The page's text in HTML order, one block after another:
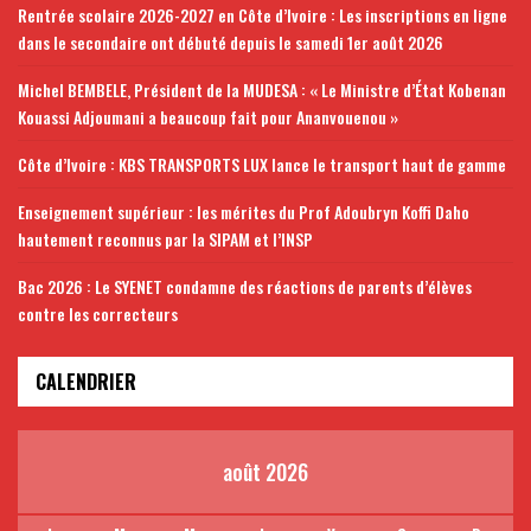
Rentrée scolaire 2026-2027 en Côte d’Ivoire : Les inscriptions en ligne
dans le secondaire ont débuté depuis le samedi 1er août 2026
Michel BEMBELE, Président de la MUDESA : « Le Ministre d’État Kobenan
Kouassi Adjoumani a beaucoup fait pour Ananvouenou »
Côte d’Ivoire : KBS TRANSPORTS LUX lance le transport haut de gamme
Enseignement supérieur : les mérites du Prof Adoubryn Koffi Daho
hautement reconnus par la SIPAM et l’INSP
Bac 2026 : Le SYENET condamne des réactions de parents d’élèves
contre les correcteurs
CALENDRIER
août 2026